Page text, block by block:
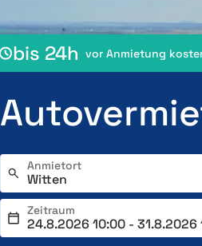
bis 24h vor Anmietung
Anmietort
Zeitraum